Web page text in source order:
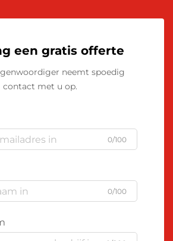
een gratis offerte
neemt spoedig
contact met u op.
0/100
0/100